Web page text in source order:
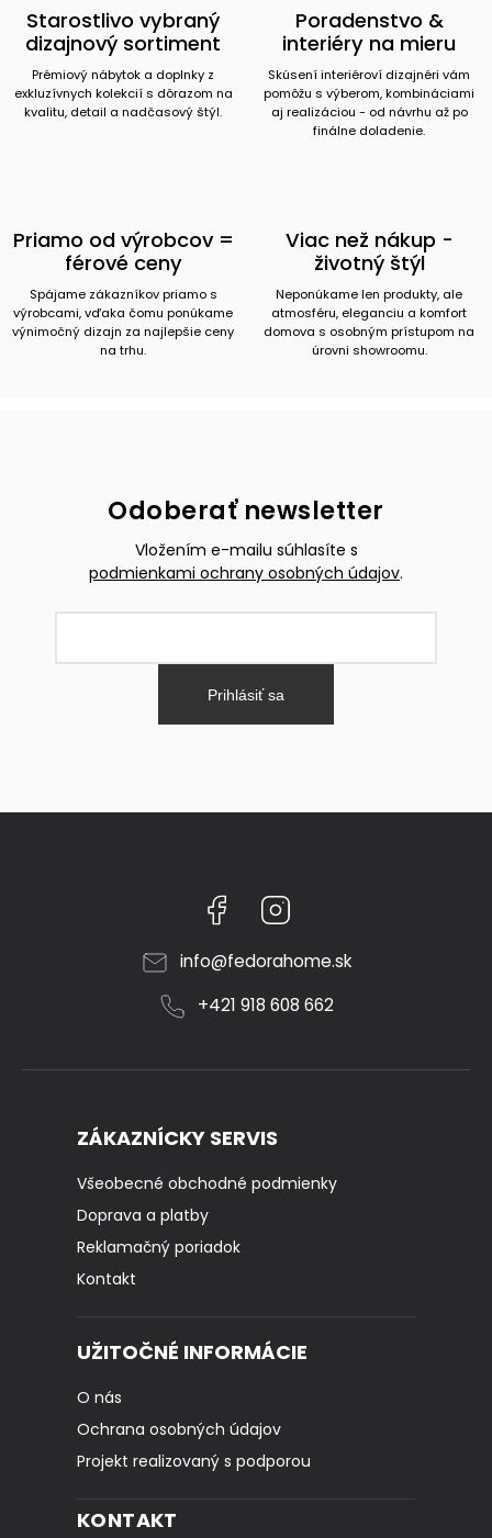
Starostlivo vybraný
dizajnový sortiment
Prémiový nábytok a doplnky z
exkluzívnych kolekcií s dôrazom na
kvalitu, detail a nadčasový štýl.
Poradenstvo &
interiéry na mieru
Skúsení interiéroví dizajnéri vám
pomôžu s výberom, kombináciami
aj realizáciou - od návrhu až po
finálne doladenie.
Priamo od výrobcov =
férové ceny
Spájame zákazníkov priamo s
výrobcami, vďaka čomu ponúkame
výnimočný dizajn za najlepšie ceny
na trhu.
Viac než nákup -
životný štýl
Neponúkame len produkty, ale
atmosféru, eleganciu a komfort
domova s osobným prístupom na
úrovni showroomu.
Odoberať newsletter
Vložením e-mailu súhlasíte s
podmienkami ochrany osobných údajov.
Prihlásiť sa
Facebook
info@fedorahome.sk
+421 918 608 662
ZÁKAZNÍCKY SERVIS
Všeobecné obchodné podmienky
Doprava a platby
Reklamačný poriadok
Kontakt
UŽITOČNÉ INFORMÁCIE
O nás
Ochrana osobných údajov
Projekt realizovaný s podporou
KONTAKT